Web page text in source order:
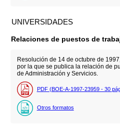
UNIVERSIDADES
Relaciones de puestos de
Resolución de 14 de octubre de
por la que se publica la relación de
de Administración y Servicios.
PDF (BOE-A-1997-23959 - 30
Otros formatos